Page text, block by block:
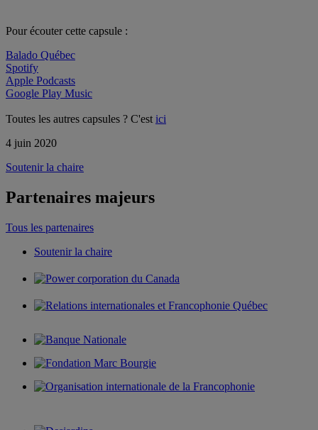
Pour écouter cette capsule :
Balado Québec
Spotify
Apple Podcasts
Google Play Music
Toutes les autres capsules ? C'est ici
4 juin 2020
Soutenir la chaire
Partenaires majeurs
Tous les partenaires
Soutenir la chaire